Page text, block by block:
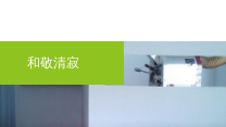
和敬清寂